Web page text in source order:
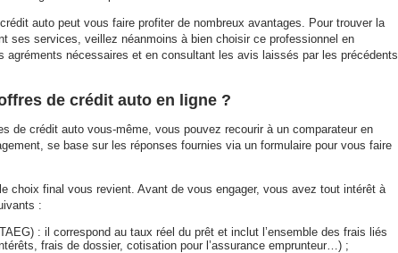
auto peut vous faire profiter de nombreux avantages. Pour trouver la
ses services, veillez néanmoins à bien choisir ce professionnel en
agréments nécessaires et en consultant les avis laissés par les précédents
de crédit auto en ligne ?
de crédit auto vous-même, vous pouvez recourir à un comparateur en
se base sur les réponses fournies via un formulaire pour vous faire
choix final vous revient. Avant de vous engager, vous avez tout intérêt à
:
: il correspond au taux réel du prêt et inclut l’ensemble des frais liés
frais de dossier, cotisation pour l’assurance emprunteur…) ;